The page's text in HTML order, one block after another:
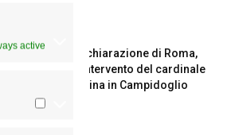
active
Dichiarazione di Roma,
l’intervento del cardinale
Reina in Campidoglio